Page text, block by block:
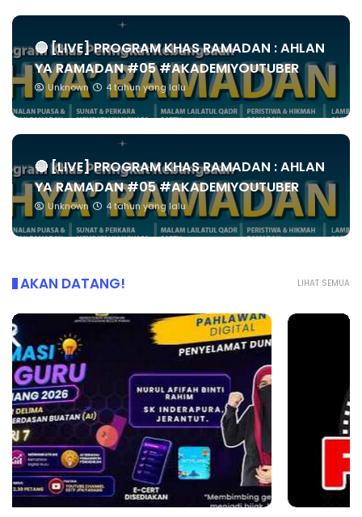
🔴 [LIVE] PROGRAM KHAS RAMADAN : AHLAN
YA RAMADAN #05 #AKADEMIYOUTUBER
Unknown 4 tahun yang lalu
🔴 [LIVE] PROGRAM KHAS RAMADAN : AHLAN
YA RAMADAN #05 #AKADEMIYOUTUBER
Unknown 4 tahun yang lalu
LIHAT SEMUA
AKAN DATANG!